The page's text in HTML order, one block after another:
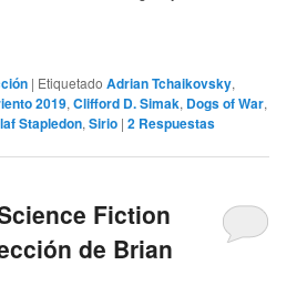
| Etiquetado Adrian Tchaikovsky,
2019,Clifford D. Simak, Dogs of War,
Stapledon,Sirio |2 Respuestas
Fiction
de Brian